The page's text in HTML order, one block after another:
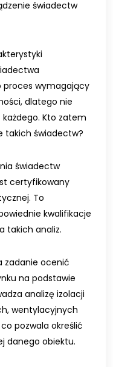
świadectw
wymagający
dlatego nie
Kto zatem
takich świadectw?
świadectw
certyfikowany
To
kwalifikacje
takich analiz.
zadanie ocenić
na podstawie
analizę izolacji
wentylacyjnych
pozwala określić
danego obiektu.